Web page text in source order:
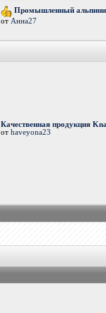
Промышленный
от Анна27
Качественная продукция
отhaveyona23